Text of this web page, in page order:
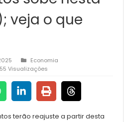
veja o que
Economia
55 Visualizações
terão reajuste a partir desta